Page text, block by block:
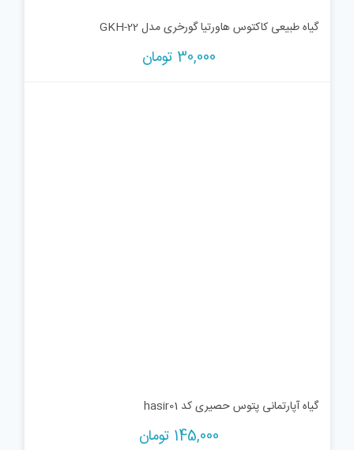
گیاه طبیعی کاکتوس هاورتیا گورخری مدل GKH-22
30,000 تومان
گیاه آپارتمانی پتوس حصیری کد hasir01
145,000 تومان